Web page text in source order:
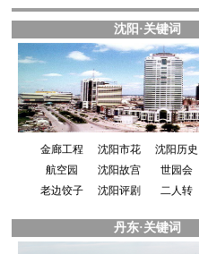
沈阳·关键词
金廊工程 沈阳市花 沈阳历史
航空园
沈阳故宫 世园会
老边饺子
沈阳评剧 二人转
丹东·关键词